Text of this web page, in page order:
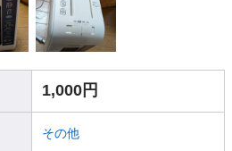
1,000円
その他